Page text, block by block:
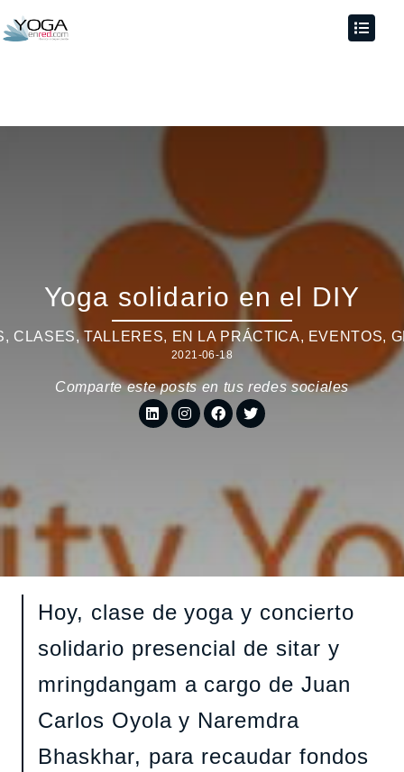
Yoga solidario en el DIY
CLASES, TALLERES, EN LA PRÁCTICA, EVENTOS,
2021-06-18
Comparte este posts en tus redes sociales
Hoy, clase de yoga y concierto
solidario presencial de sitar y
mringdangam a cargo de Juan
Carlos Oyola y Naremdra
Bhaskhar, para recaudar fondos